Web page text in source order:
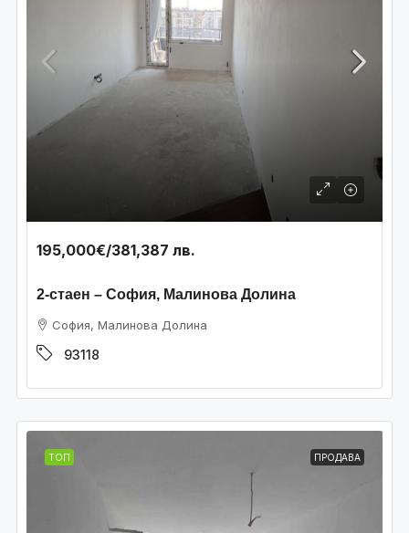
195,000€/381,387 лв.
2-стаен – София, Малинова Долина
София, Малинова Долина
93118
ТОП ПРОДАВА